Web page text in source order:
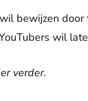
bewijzen
wil
verder.